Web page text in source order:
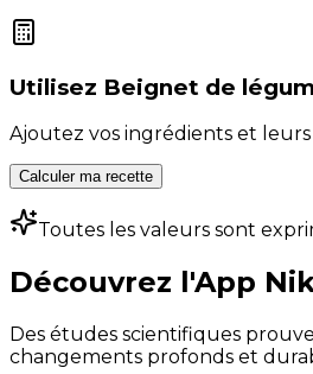
Utilisez Beignet de
Ajoutez vos ingrédients et
Calculer ma recette
Toutes les valeurs sont
Découvrez l'App
Des études scientifiques
changements profonds et